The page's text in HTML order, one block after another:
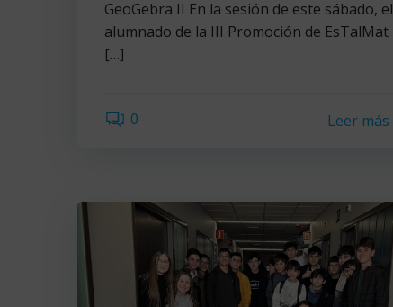
GeoGebra II En la sesión de este sábado, el
alumnado de la III Promoción de EsTalMat
[…]
0 Leer más